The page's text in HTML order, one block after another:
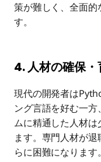
策が難しく、全面的
す。
4. 人材の確保
現代の開発者は
ング言語を好む一
ムに精通した人材
ます。専門人材が
らに困難になりま